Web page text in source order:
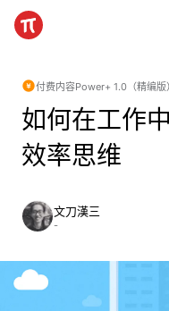
付费内容Power+ 1.0（精编版）
如何在工作
效率思维
文刀漢三
-